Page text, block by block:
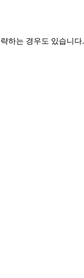
하는 경우도 있습니다.